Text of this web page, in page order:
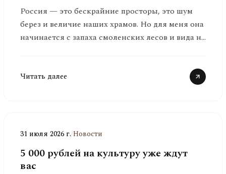
Россия — это бескрайние просторы, это шум
берез и величие наших храмов. Но для меня она
начинается с запаха смоленских лесов и вида на
Читать далее
31 июля 2026 г./Новости
5 000 рублей на культуру уже ждут
вас